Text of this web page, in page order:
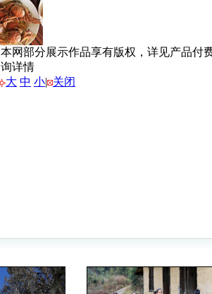
本网部分展示作品享有版权，详见产品付
询详情
大 中 小| 关闭